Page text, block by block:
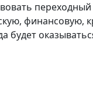
финансовую,
будет